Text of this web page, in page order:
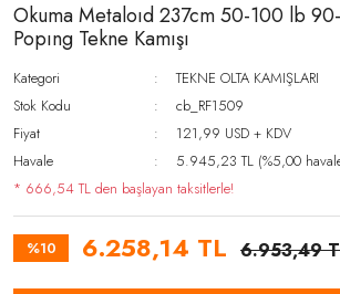
Okuma Metaloıd 237cm 50-100 lb
Popıng Tekne Kamışı
Kategori
TEKNE OLTA KAMIŞLARI
Stok Kodu
cb_RF1509
Fiyat
121,99 USD + KDV
Havale
5.945,23 TL (%5,00
* 666,54 TL den başlayan taksitlerle!
%10 6.258,14 TL 6.953,49